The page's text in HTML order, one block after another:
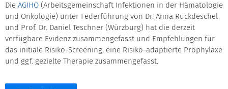
Die AGIHO (Arbeitsgemeinschaft Infektionen in der Hämatologie
und Onkologie) unter Federführung von Dr. Anna Ruckdeschel
und Prof. Dr. Daniel Teschner (Würzburg) hat die derzeit
verfügbare Evidenz zusammengefasst und Empfehlungen für
das initiale Risiko-Screening, eine Risiko-adaptierte Prophylaxe
und ggf. gezielte Therapie zusammengefasst.